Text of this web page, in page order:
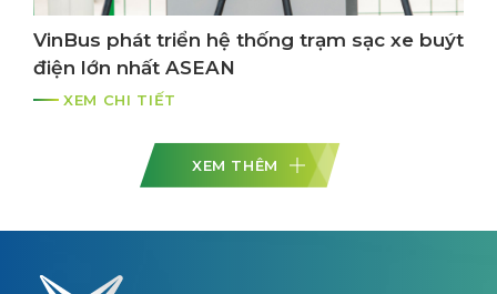
VinBus phát triển hệ thống trạm sạc xe buýt
điện lớn nhất ASEAN
XEM CHI TIẾT
XEM THÊM